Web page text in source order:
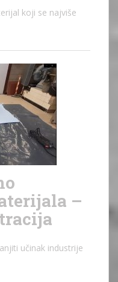
koji se najviše
–
učinak industrije